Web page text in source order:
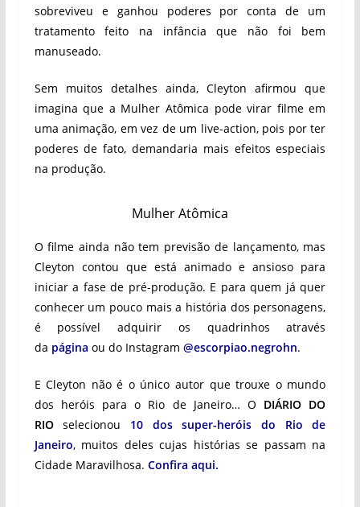
sobreviveu e ganhou poderes por conta de um
tratamento feito na infância que não foi bem
manuseado.
Sem muitos detalhes ainda, Cleyton afirmou que
imagina que a Mulher Atômica pode virar filme em
uma animação, em vez de um live-action, pois por ter
poderes de fato, demandaria mais efeitos especiais
na produção.
Mulher Atômica
O filme ainda não tem previsão de lançamento, mas
Cleyton contou que está animado e ansioso para
iniciar a fase de pré-produção. E para quem já quer
conhecer um pouco mais a história dos personagens,
é possível adquirir os quadrinhos através
da página ou do Instagram @escorpiao.negrohn.
E Cleyton não é o único autor que trouxe o mundo
dos heróis para o Rio de Janeiro… O DIÁRIO DO
RIOselecionou 10 dos super-heróis do Rio de
Janeiro, muitos deles cujas histórias se passam na
Cidade Maravilhosa. Confira aqui.